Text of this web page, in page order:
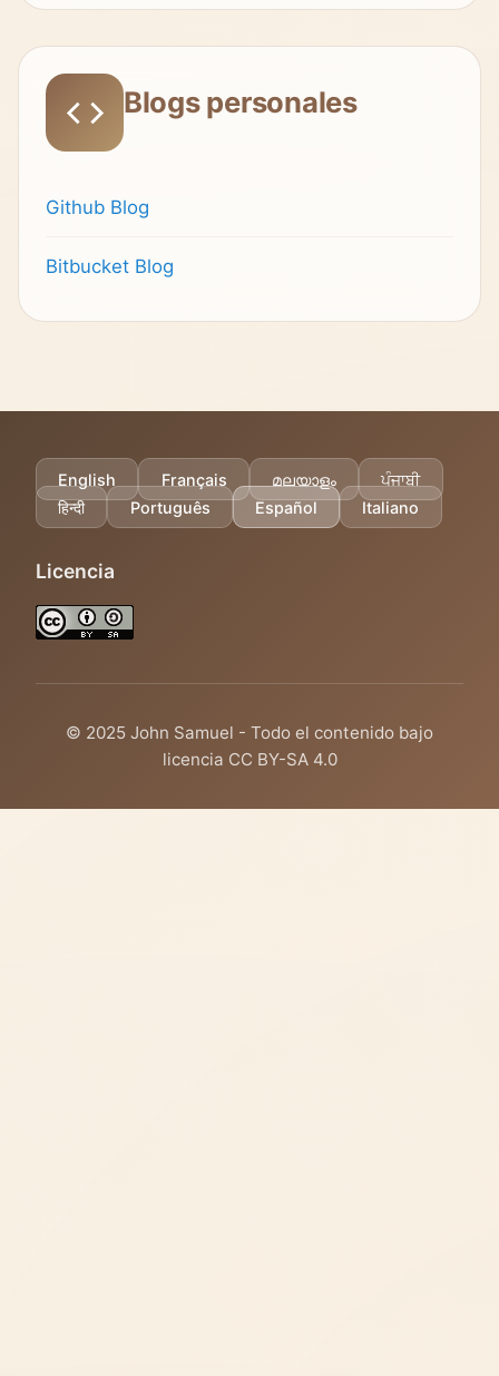
Blogs personales
Github Blog
Bitbucket Blog
English Français മലയാളം
ਪੰਜਾਬੀ
हिन्दी
Português Español Italiano
Licencia
© 2025 John Samuel - Todo el contenido bajo
licencia CC BY-SA 4.0